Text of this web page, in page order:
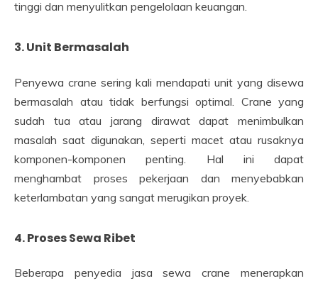
tinggi dan menyulitkan pengelolaan keuangan.
3. Unit Bermasalah
Penyewa crane sering kali mendapati unit yang disewa
bermasalah atau tidak berfungsi optimal. Crane yang
sudah tua atau jarang dirawat dapat menimbulkan
masalah saat digunakan, seperti macet atau rusaknya
komponen-komponen penting. Hal ini dapat
menghambat proses pekerjaan dan menyebabkan
keterlambatan yang sangat merugikan proyek.
4. Proses Sewa Ribet
Beberapa penyedia jasa sewa crane menerapkan